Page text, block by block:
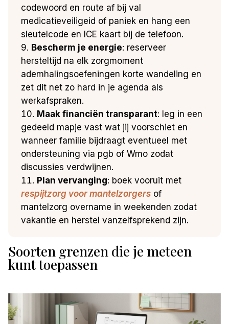
codewoord en route af bij val
medicatieveiligeid of paniek en hang een
sleutelcode en ICE kaart bij de telefoon.
Bescherm je energie: reserveer
hersteltijd na elk zorgmoment
ademhalingsoefeningen korte wandeling en
zet dit net zo hard in je agenda als
werkafspraken.
Maak financiën transparant: leg in een
gedeeld mapje vast wat jij voorschiet en
wanneer familie bijdraagt eventueel met
ondersteuning via pgb of Wmo zodat
discussies verdwijnen.
Plan vervanging: boek vooruit met
respijtzorg voor mantelzorgers of
mantelzorg overname in weekenden zodat
vakantie en herstel vanzelfsprekend zijn.
Soorten grenzen die je meteen
kunt toepassen